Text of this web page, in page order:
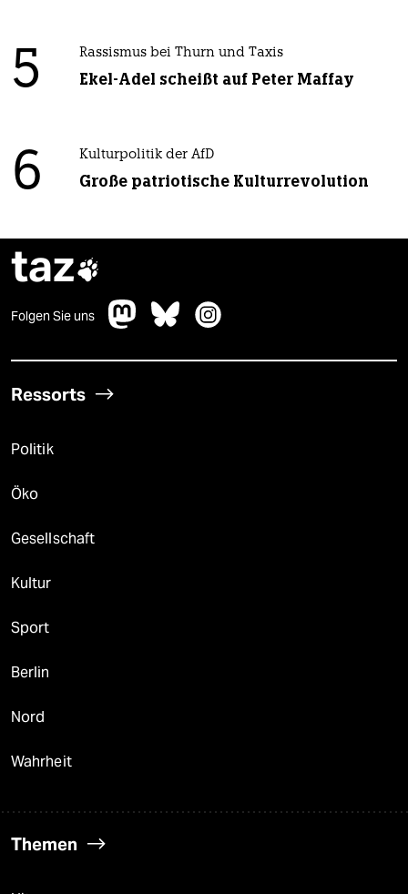
5 Rassismus bei Thurn und Taxis
Ekel-Adel scheißt auf Peter Maffay
6 Kulturpolitik der AfD
Große patriotische Kulturrevolution
taz
Folgen Sie uns
Ressorts
Politik
Öko
Gesellschaft
Kultur
Sport
Berlin
Nord
Wahrheit
Themen